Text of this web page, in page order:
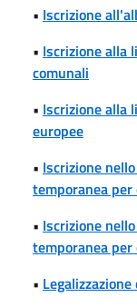
• Iscrizione
• Iscrizione alla
comunali
• Iscrizione alla
europee
• Iscrizione
temporanea
• Iscrizione
temporanea
•